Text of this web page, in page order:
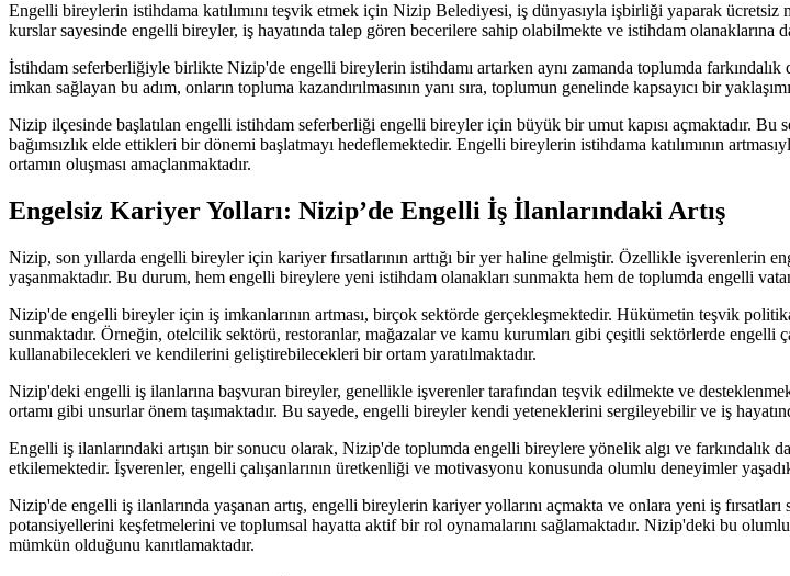
Engelli bireylerin istihdama katılımını teşvik etmek için Nizip Belediyesi, iş dünyasıyla işbirliği yaparak
kurslar sayesinde engelli bireyler, iş hayatında talep gören becerilere sahip olabilmekte ve istihdam olanaklarına
İstihdam seferberliğiyle birlikte Nizip'de engelli bireylerin istihdamı artarken aynı zamanda toplumda
imkan sağlayan bu adım, onların topluma kazandırılmasının yanı sıra, toplumun genelinde kapsayıcı bir
Nizip ilçesinde başlatılan engelli istihdam seferberliği engelli bireyler için büyük bir umut kapısı açmaktadır.
bağımsızlık elde ettikleri bir dönemi başlatmayı hedeflemektedir. Engelli bireylerin istihdama katılımının
ortamın oluşması amaçlanmaktadır.
Engelsiz Kariyer Yolları: Nizip’de Engelli İş İlanlarındaki Artış
Nizip, son yıllarda engelli bireyler için kariyer fırsatlarının arttığı bir yer haline gelmiştir. Özellikle işverenlerin
yaşanmaktadır. Bu durum, hem engelli bireylere yeni istihdam olanakları sunmakta hem de toplumda engelli
Nizip'de engelli bireyler için iş imkanlarının artması, birçok sektörde gerçekleşmektedir. Hükümetin teşvik
sunmaktadır. Örneğin, otelcilik sektörü, restoranlar, mağazalar ve kamu kurumları gibi çeşitli sektörlerde
kullanabilecekleri ve kendilerini geliştirebilecekleri bir ortam yaratılmaktadır.
Nizip'deki engelli iş ilanlarına başvuran bireyler, genellikle işverenler tarafından teşvik edilmekte ve
ortamı gibi unsurlar önem taşımaktadır. Bu sayede, engelli bireyler kendi yeteneklerini sergileyebilir ve iş
Engelli iş ilanlarındaki artışın bir sonucu olarak, Nizip'de toplumda engelli bireylere yönelik algı ve farkındalık
etkilemektedir. İşverenler, engelli çalışanlarının üretkenliği ve motivasyonu konusunda olumlu deneyimler
Nizip'de engelli iş ilanlarında yaşanan artış, engelli bireylerin kariyer yollarını açmakta ve onlara yeni iş
potansiyellerini keşfetmelerini ve toplumsal hayatta aktif bir rol oynamalarını sağlamaktadır. Nizip'deki bu
mümkün olduğunu kanıtlamaktadır.